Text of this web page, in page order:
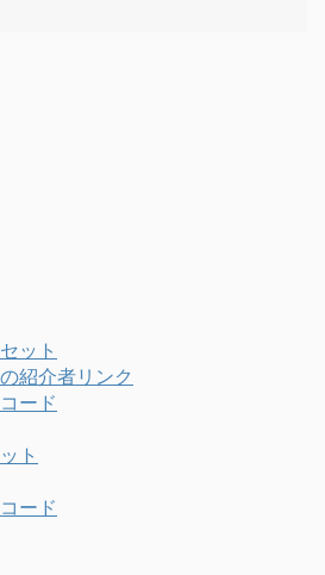
ット
紹介者リンク
ード
ト
ード